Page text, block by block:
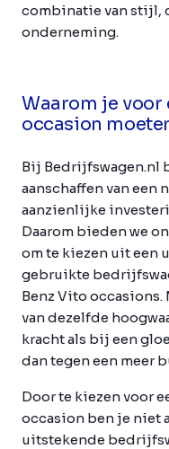
combinatie van stijl,
onderneming.
Waarom je voor
occasion
Bij Bedrijfswagen.nl
aanschaffen van een
aanzienlijke
Daarom bieden we
om te kiezen uit een
gebruikte
Benz Vito
van dezelfde
kracht als bij een
dan tegen een meer
Door te kiezen voor
occasion ben je niet
uitstekende